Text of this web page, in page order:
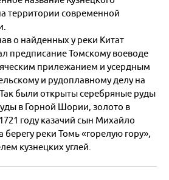
Казань
и Хакасия
и НСО
Кузбасс
территории современной
о найденных у реки Китат
предписание Томскому воеводе
прилежанием и усердным
и рудоплавному делу на
были открыты серебряные руды
в Горной Шории, золото в
году казачий сын Михайло
реки Томь «горелую гору»,
кузнецких углей.